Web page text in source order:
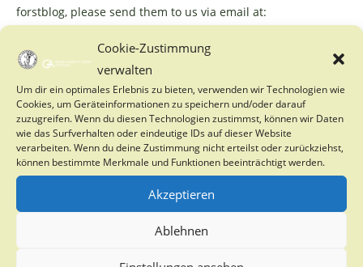
Cookie-Zustimmung
verwalten
Um dir ein optimales Erlebnis zu bieten, verwenden wir Technologien wie
Cookies, um Geräteinformationen zu speichern und/oder darauf
zuzugreifen. Wenn du diesen Technologien zustimmst, können wir Daten
wie das Surfverhalten oder eindeutige IDs auf dieser Website
verarbeiten. Wenn du deine Zustimmung nicht erteilst oder zurückziehst,
können bestimmte Merkmale und Funktionen beeinträchtigt werden.
Akzeptieren
Ablehnen
forstblog, please send them to us via email at:
If you have further questions about specific topics, you may
also contact the dean’s office
Deans office